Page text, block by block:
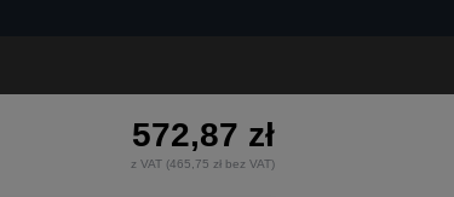
572,87 zł
z VAT (465,75 zł bez VAT)